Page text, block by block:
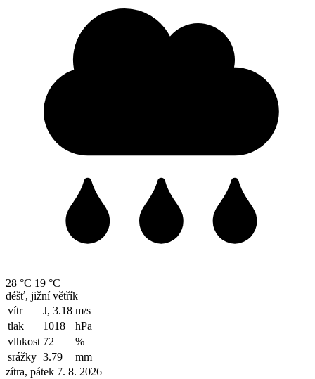
28 °C 19 °C
déšť, jižní větřík
vítr
J, 3.18 m/s
tlak
1018
hPa
vlhkost 72
%
srážky 3.79
mm
zítra, pátek 7. 8. 2026